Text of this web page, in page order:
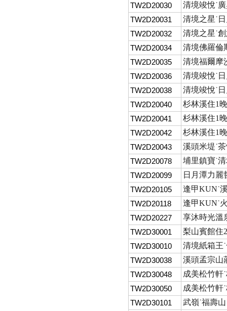
TW2D20030
清境竣悅˙
TW2D20031
清境之星˙
TW2D20032
清境之星˙
TW2D20034
清境佛羅倫
TW2D20035
清境福爾摩
TW2D20036
清境竣悅˙
TW2D20038
清境竣悅˙
TW2D20040
杉林溪住1
TW2D20041
杉林溪住1
TW2D20042
杉林溪住1
TW2D20043
溪頭米堤˙
TW2D20078
埔里鎮寶˙
TW2D20099
日月潭力麗
TW2D20105
逢甲KUN˙
TW2D20118
逢甲KUN˙
TW2D20227
享沐時光溫
TW2D30001
梨山賓館住
TW2D30010
清境紙箱王
TW2D30038
溪頭孟宗山
TW2D30048
成美松竹軒
TW2D30050
成美松竹軒
TW2D30101
武嶺˙福壽